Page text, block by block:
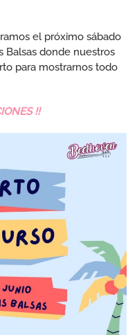
el próximo sábado
Balsas donde nuestros
para mostrarnos todo
!!